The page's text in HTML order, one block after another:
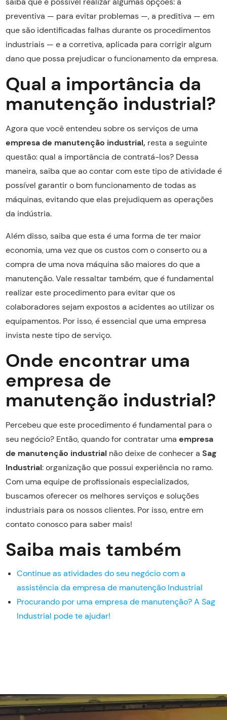
preventiva — para evitar problemas —, a preditiva — em
que são identificadas falhas durante os procedimentos
industriais — e a corretiva, aplicada para corrigir algum
dano que possa prejudicar o funcionamento da empresa.
Qual a importância da
manutenção industrial?
Agora que você entendeu sobre os serviços de uma
empresa de manutenção industrial, resta a seguinte
questão: qual a importância de contratá-los? Dessa
maneira, saiba que ao contar com este tipo de atividade é
possível garantir o bom funcionamento de todas as
máquinas, evitando que elas prejudiquem as operações
da indústria.
Além disso, saiba que esta é uma forma de ter maior
economia, uma vez que os custos com o conserto ou a
compra de uma nova máquina são maiores do que a
manutenção. Vale ressaltar também, que é fundamental
realizar este procedimento para evitar que os
colaboradores sejam expostos a acidentes ao utilizar os
equipamentos. Por isso, é essencial que uma empresa
invista neste tipo de serviço.
Onde encontrar uma
empresa de
manutenção industrial?
Percebeu que este procedimento é fundamental para o
seu negócio? Então, quando for contratar uma empresa
de manutenção industrial não deixe de conhecer a Sag
Industrial: organização que possui experiência no ramo.
Com uma equipe de profissionais especializados,
buscamos oferecer os melhores serviços e soluções
industriais para os nossos clientes. Por isso, entre em
contato conosco para saber mais!
Saiba mais também
Continue as atividades do seu negócio com a
assistência da empresa de manutenção Industrial
Procurando por uma empresa de manutenção? A Sag
Industrial pode te ajudar!